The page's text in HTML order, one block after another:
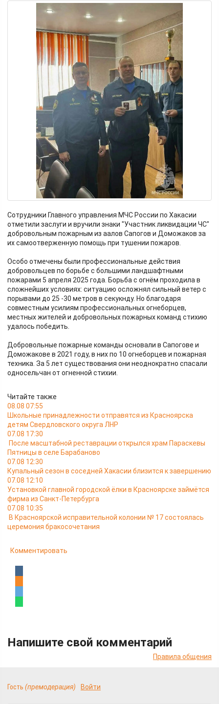
Сотрудники Главного управления МЧС России по Хакасии
отметили заслуги и вручили знаки "Участник ликвидации ЧС"
добровольным пожарным из аалов Сапогов и Доможаков за
их самоотверженную помощь при тушении пожаров.
Особо отмечены были профессиональные действия
добровольцев по борьбе с большими ландшафтными
пожарами 5 апреля 2025 года. Борьба с огнём проходила в
сложнейших условиях: ситуацию осложнял сильный ветер с
порывами до 25 -30 метров в секукнду. Но благодаря
совместным усилиям профессиональных огнеборцев,
местных жителей и добровольных пожарных команд стихию
удалось победить.
Добровольные пожарные команды основали в Сапогове и
Доможакове в 2021 году, в них по 10 огнеборцев и пожарная
техника. За 5 лет существования они неоднократно спасали
односельчан от огненной стихии.
Читайте также
08.08 07:55
Школьные принадлежности отправятся из Красноярска
детям Свердловского округа ЛНР
07.08 17:30
После масштабной реставрации открылся храм Параскевы
Пятницы в селе Барабаново
07.08 12:30
Купальный сезон в соседней Хакасии близится к завершению
07.08 12:10
Установкой главной городской ёлки в Красноярске займётся
фирма из Санкт-Петербурга
07.08 10:35
В Красноярской исправительной колонии № 17 состоялась
церемония бракосочетания
Комментировать
Напишите свой комментарий
Правила общения
Гость (премодерация) Войти